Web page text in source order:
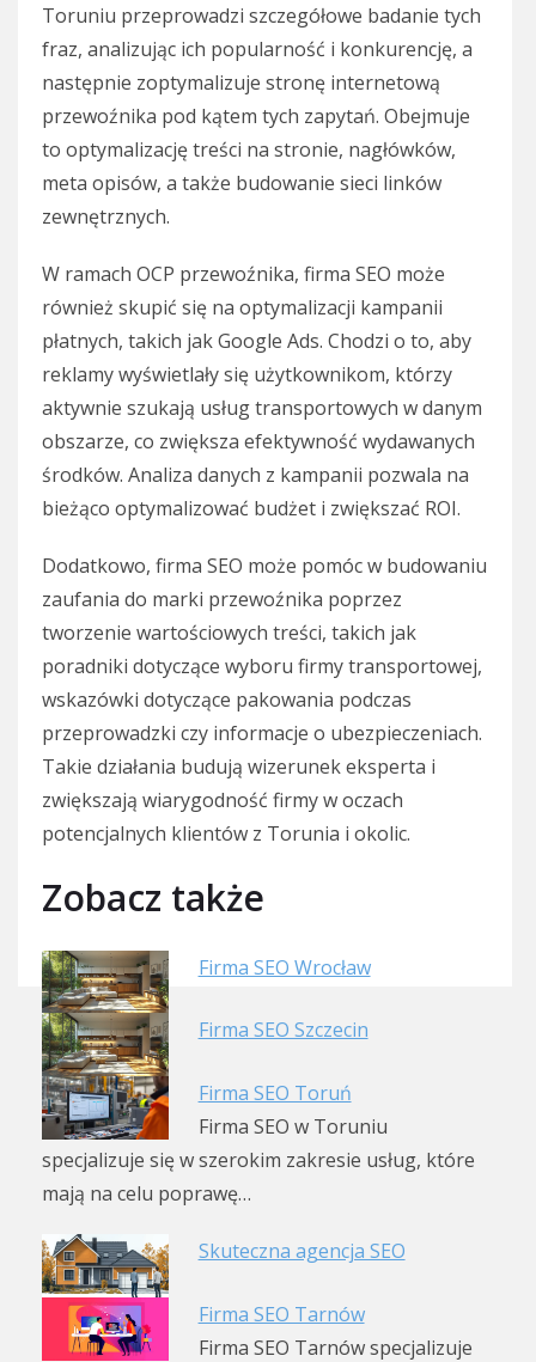
Toruniu przeprowadzi szczegółowe badanie tych
fraz, analizując ich popularność i konkurencję, a
następnie zoptymalizuje stronę internetową
przewoźnika pod kątem tych zapytań. Obejmuje
to optymalizację treści na stronie, nagłówków,
meta opisów, a także budowanie sieci linków
zewnętrznych.
W ramach OCP przewoźnika, firma SEO może
również skupić się na optymalizacji kampanii
płatnych, takich jak Google Ads. Chodzi o to, aby
reklamy wyświetlały się użytkownikom, którzy
aktywnie szukają usług transportowych w danym
obszarze, co zwiększa efektywność wydawanych
środków. Analiza danych z kampanii pozwala na
bieżąco optymalizować budżet i zwiększać ROI.
Dodatkowo, firma SEO może pomóc w budowaniu
zaufania do marki przewoźnika poprzez
tworzenie wartościowych treści, takich jak
poradniki dotyczące wyboru firmy transportowej,
wskazówki dotyczące pakowania podczas
przeprowadzki czy informacje o ubezpieczeniach.
Takie działania budują wizerunek eksperta i
zwiększają wiarygodność firmy w oczach
potencjalnych klientów z Torunia i okolic.
Zobacz także
Firma SEO Wrocław
Firma SEO Szczecin
Firma SEO Toruń
Firma SEO w Toruniu
specjalizuje się w szerokim zakresie usług, które
mają na celu poprawę…
Skuteczna agencja SEO
Firma SEO Tarnów
Firma SEO Tarnów specjalizuje